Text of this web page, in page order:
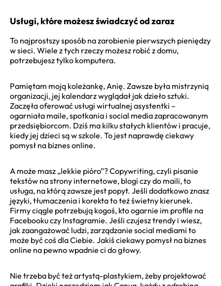
Usługi, które możesz świadczyć od zaraz
To najprostszy sposób na zarobienie pierwszych pieniędzy
w sieci. Wiele z tych rzeczy możesz robić z domu,
potrzebujesz tylko komputera.
Pamiętam moją koleżankę, Anię. Zawsze była mistrzynią
organizacji, jej kalendarz wyglądał jak dzieło sztuki.
Zaczęła oferować usługi wirtualnej asystentki –
ogarniała maile, spotkania i social media zapracowanym
przedsiębiorcom. Dziś ma kilku stałych klientów i pracuje,
kiedy jej dzieci są w szkole. To jest naprawdę ciekawy
pomysł na biznes online.
A może masz „lekkie pióro”? Copywriting, czyli pisanie
tekstów na strony internetowe, blogi czy do maili, to
usługa, na którą zawsze jest popyt. Jeśli dodatkowo znasz
języki, tłumaczenia i korekta to też świetny kierunek.
Firmy ciągle potrzebują kogoś, kto ogarnie im profile na
Facebooku czy Instagramie. Jeśli czujesz trendy i wiesz,
jak zaangażować ludzi, zarządzanie social mediami to
może być coś dla Ciebie. Jakiś ciekawy pomysł na biznes
online na pewno wpadnie ci do głowy.
Nie trzeba być też artystą-plastykiem, żeby projektować